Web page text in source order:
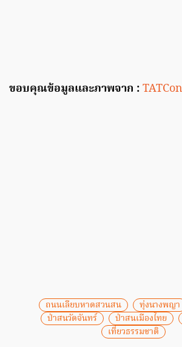
ขอบคุณข้อมูลและภาพจาก :
ถนนเลียบหาดสวนสน ทุ่งนางพญา
ป่าสนวัดจันทร์
ป่าสนเมืองไทย
เที่ยวธรรมชาติ